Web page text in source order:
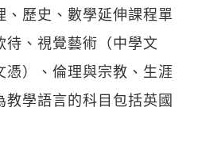
、歷史、數學延伸課程單
待、視覺藝術（中學文
憑）、倫理與宗教、生涯
教學語言的科目包括英國